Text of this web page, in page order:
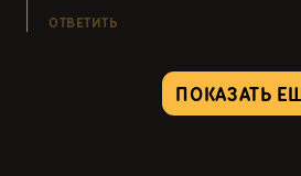
ОТВЕТИТЬ
ПОКАЗАТЬ